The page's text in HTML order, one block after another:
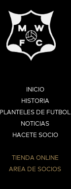
INICIO
HISTORIA
PLANTELES DE FUTBOL
NOTICIAS
HACETE SOCIO
TIENDA ONLINE
AREA DE SOCIOS